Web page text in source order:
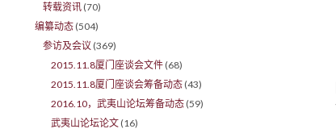
转载资讯 (70)
编纂动态 (504)
参访及会议 (369)
2015.11.8厦门座谈会文件 (68)
2015.11.8厦门座谈会筹备动态 (43)
2016.10，武夷山论坛筹备动态 (59)
武夷山论坛论文 (16)